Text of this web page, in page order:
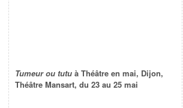
Tumeur ou tutu à Théâtre en mai, Dijon,
Théâtre Mansart, du 23 au 25 mai